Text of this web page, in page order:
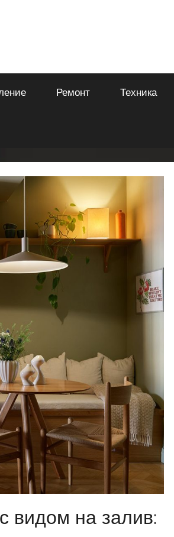
Ремонт Техника
видом на залив: